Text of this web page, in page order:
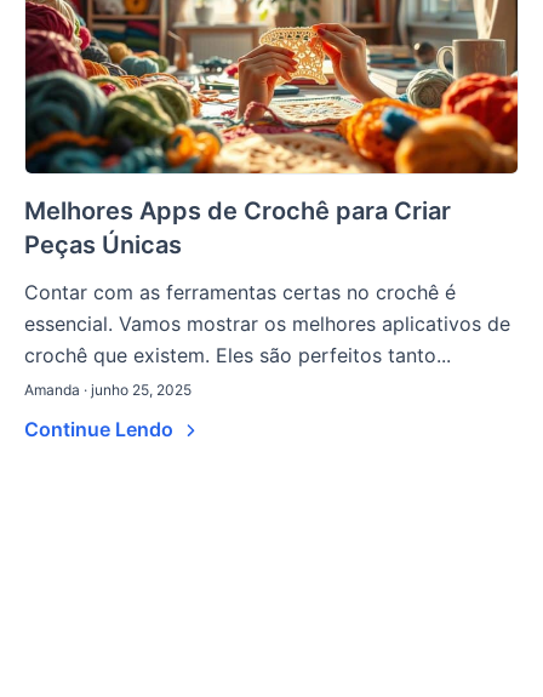
Melhores Apps de Crochê para Criar
Peças Únicas
Contar com as ferramentas certas no crochê é
essencial. Vamos mostrar os melhores aplicativos de
crochê que existem. Eles são perfeitos tanto...
Amanda · junho 25, 2025
Continue Lendo